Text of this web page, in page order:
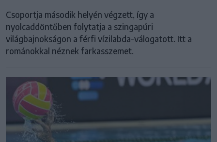
Csoportja második helyén végzett, így a
nyolcaddöntőben folytatja a szingapúri
világbajnokságon a férfi vízilabda-válogatott. Itt a
románokkal néznek farkasszemet.